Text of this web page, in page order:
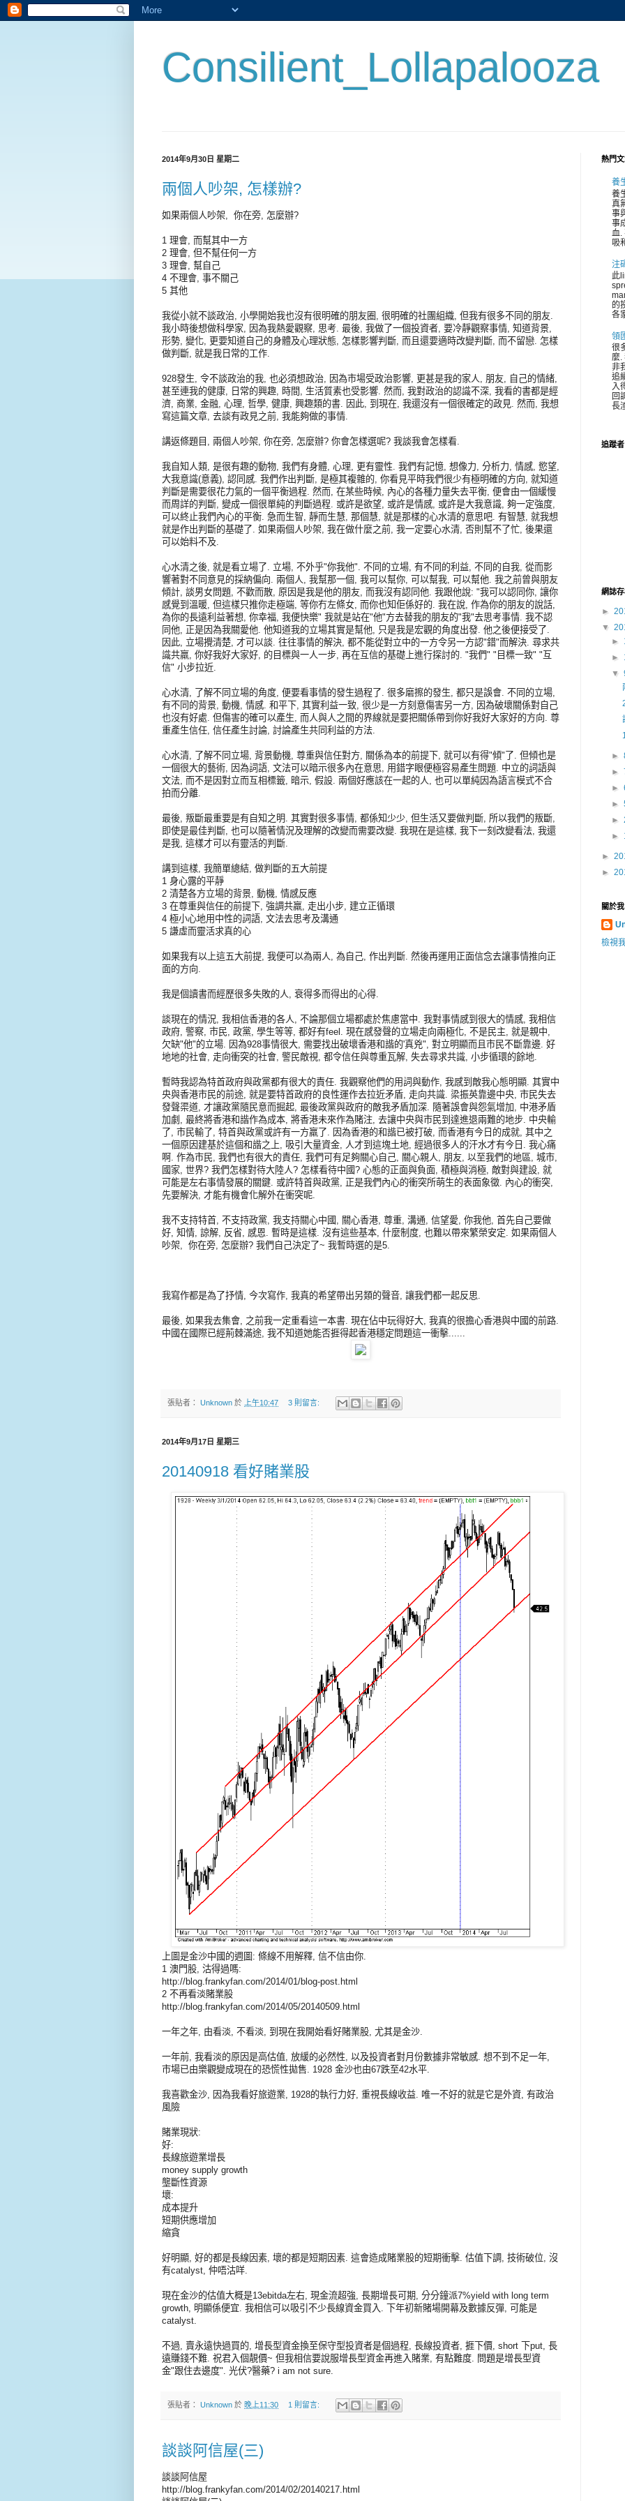
Consilient_Lollapalooza
2014年9月30日 星期二
兩個人吵架, 怎樣辦?
如果兩個人吵架, 你在旁, 怎麼辦?
1 理會, 而幫其中一方
2 理會, 但不幫任何一方
3 理會, 幫自己
4 不理會, 事不關己
5 其他
我從小就不談政治, 小學開始我也沒有很明確的朋友圈, 很明確的社團組織, 但我有很多不同的朋友.
我小時後想做科學家, 因為我熱愛觀察, 思考. 最後, 我做了一個投資者, 要冷靜觀察事情, 知道背景,
形勢, 變化, 更要知道自己的身體及心理狀態, 怎樣影響判斷, 而且還要適時改變判斷, 而不留戀. 怎樣
做判斷, 就是我日常的工作.
928發生, 令不談政治的我, 也必須想政治, 因為市場受政治影響, 更甚是我的家人, 朋友, 自己的情緒,
甚至連我的健康, 日常的興趣, 時間, 生活質素也受影響. 然而, 我對政治的認識不深, 我看的書都是經
濟, 商業, 金融, 心理, 哲學, 健康, 興趣類的書. 因此, 到現在, 我還沒有一個很確定的政見. 然而, 我想
寫這篇文章, 去談有政見之前, 我能夠做的事情.
講返條題目, 兩個人吵架, 你在旁, 怎麼辦? 你會怎樣選呢? 我談我會怎樣看.
我自知人類, 是很有趣的動物, 我們有身體, 心理, 更有靈性. 我們有記憶, 想像力, 分析力, 情感, 慾望,
大我意識(意義), 認同感. 我們作出判斷, 是極其複雜的, 你看見平時我們很少有極明確的方向, 就知道
判斷是需要很花力氣的一個平衡過程. 然而, 在某些時候, 內心的各種力量失去平衡, 便會由一個緩慢
而周詳的判斷, 變成一個很單純的判斷過程. 或許是欲望, 或許是情感, 或許是大我意識, 夠一定強度,
可以終止我們內心的平衡. 急而生智, 靜而生慧, 那個慧, 就是那樣的心水清的意思吧. 有智慧, 就我想
就是作出判斷的基礎了. 如果兩個人吵架, 我在做什麼之前, 我一定要心水清, 否則幫不了忙, 後果還
可以始料不及.
心水清之後, 就是看立場了. 立場, 不外乎"你我他". 不同的立場, 有不同的利益, 不同的自我, 從而影
響著對不同意見的採納偏向. 兩個人, 我幫那一個, 我可以幫你, 可以幫我, 可以幫他. 我之前曾與朋友
傾計, 談男女問題, 不歡而散, 原因是我是他的朋友, 而我沒有認同他. 我跟他說: "我可以認同你, 讓你
感覺到溫暖, 但這樣只推你走極端, 等你冇左條女, 而你也知佢係好的. 我在說, 作為你的朋友的說話,
為你的長遠利益著想, 你幸福, 我便快樂" 我就是站在"他"方去替我的朋友的"我"去思考事情. 我不認
同他, 正是因為我關愛他. 他知道我的立場其實是幫他, 只是我是宏觀的角度出發. 他之後便接受了.
因此, 立場攪清楚, 才可以談. 往往事情的解決, 都不能從對立中的一方令另一方認"錯"而解決. 尋求共
識共羸, 你好我好大家好, 的目標與一人一步, 再在互信的基礎上進行探討的. "我們" "目標一致" "互
信" 小步拉近.
心水清, 了解不同立場的角度, 便要看事情的發生過程了. 很多磨擦的發生, 都只是誤會. 不同的立場,
有不同的背景, 動機, 情感. 和平下, 其實利益一致, 很少是一方刻意傷害另一方, 因為破壞關係對自己
也沒有好處. 但傷害的確可以產生, 而人與人之間的界線就是要把關係帶到你好我好大家好的方向. 尊
重產生信任, 信任產生討論, 討論產生共同利益的方法.
心水清, 了解不同立場, 背景動機, 尊重與信任對方, 關係為本的前提下, 就可以有得"傾"了. 但傾也是
一個很大的藝術, 因為詞語, 文法可以暗示很多內在意思, 用錯字眼便極容易產生問題. 中立的詞語與
文法, 而不是因對立而互相標籤, 暗示, 假設. 兩個好應該在一起的人, 也可以單純因為語言模式不合
拍而分離.
最後, 叛斷最重要是有自知之明. 其實對很多事情, 都係知少少, 但生活又要做判斷, 所以我們的叛斷,
即使是最佳判斷, 也可以隨著情況及理解的改變而需要改變. 我現在是這樣, 我下一刻改變看法, 我還
是我, 這樣才可以有靈活的判斷.
講到這樣, 我簡單總結, 做判斷的五大前提
1 身心露的平靜
2 清楚各方立場的背景, 動機, 情感反應
3 在尊重與信任的前提下, 強調共羸, 走出小步, 建立正循環
4 極小心地用中性的詞語, 文法去思考及溝通
5 謙虛而靈活求真的心
如果我有以上這五大前提, 我便可以為兩人, 為自己, 作出判斷. 然後再運用正面信念去讓事情推向正
面的方向.
我是個讀書而經歷很多失敗的人, 衰得多而得出的心得.
談現在的情況, 我相信香港的各人, 不論那個立場都處於焦慮當中. 我對事情感到很大的情感, 我相信
政府, 警察, 市民, 政黨, 學生等等, 都好有feel. 現在感發聲的立場走向兩極化, 不是民主, 就是親中,
欠缺"他"的立場. 因為928事情很大, 需要找出破壞香港和諧的'真兇", 對立明顯而且市民不斷靠邊. 好
地地的社會, 走向衝突的社會, 警民敵視, 都令信任與尊重瓦解, 失去尋求共識, 小步循環的餘地.
暫時我認為特首政府與政黨都有很大的責任. 我觀察他們的用詞與動作, 我感到敵我心態明顯. 其實中
央與香港市民的前途, 就是要特首政府的良性運作去拉近矛盾, 走向共識. 梁振英靠邊中央, 市民失去
發聲渠道, 才讓政黨隨民意而掘起, 最後政黨與政府的敵我矛盾加深. 隨著誤會與怨氣增加, 中港矛盾
加劇, 最終將香港和諧作為成本, 將香港未來作為賭注, 去讓中央與市民到達進退兩難的地步. 中央輸
了, 市民輸了, 特首與政黨或許有一方羸了. 因為香港的和諧已被打破, 而香港有今日的成就, 其中之
一個原因建基於這個和諧之上, 吸引大量資金, 人才到這塊土地, 經過很多人的汗水才有今日. 我心痛
啊. 作為市民, 我們也有很大的責任, 我們可有足夠關心自己, 關心親人, 朋友, 以至我們的地區, 城市,
國家, 世界? 我們怎樣對待大陸人? 怎樣看待中國? 心態的正面與負面, 積極與消極, 敵對與建設, 就
可能是左右事情發展的關鍵. 或許特首與政黨, 正是我們內心的衝突所萌生的表面象徵. 內心的衝突,
先要解決, 才能有機會化解外在衝突呢.
我不支持特首, 不支持政黨, 我支持關心中國, 關心香港, 尊重, 溝通, 信望愛, 你我他, 首先自己要做
好, 知情, 諒解, 反省, 感恩. 暫時是這樣. 沒有這些基本, 什麼制度, 也難以帶來繁榮安定. 如果兩個人
吵架, 你在旁, 怎麼辦? 我們自己決定了~ 我暫時選的是5.
我寫作都是為了抒情, 今次寫作, 我真的希望帶出另類的聲音, 讓我們都一起反思.
最後, 如果我去集會, 之前我一定重看這一本書. 現在佔中玩得好大, 我真的很擔心香港與中國的前路.
中國在國際已經荊棘滿途, 我不知道她能否捱得起香港穩定問題這一衝擊......
張貼者： Unknown 於 上午10:47 3 則留言:
2014年9月17日 星期三
20140918 看好賭業股
上圖是金沙中國的週圖: 條線不用解釋, 信不信由你.
1 澳門股, 沽得過嗎:
http://blog.frankyfan.com/2014/01/blog-post.html
2 不再看淡賭業股
http://blog.frankyfan.com/2014/05/20140509.html
一年之年, 由看淡, 不看淡, 到現在我開始看好賭業股, 尤其是金沙.
一年前, 我看淡的原因是高估值, 放緩的必然性, 以及投資者對月份數據非常敏感. 想不到不足一年,
市場已由樂觀變成現在的恐慌性拋售. 1928 金沙也由67跌至42水平.
我喜歡金沙, 因為我看好旅遊業, 1928的執行力好, 重視長線收益. 唯一不好的就是它是外資, 有政治
風險
賭業現狀:
好:
長線旅遊業增長
money supply growth
壟斷性資源
壞:
成本提升
短期供應增加
縮貪
好明顯, 好的都是長線因素, 壞的都是短期因素. 這會造成賭業股的短期衝擊. 估值下調, 技術破位, 沒
有catalyst, 仲唔沽咩.
現在金沙的估值大概是13ebitda左右, 現金流超強, 長期增長可期, 分分鐘派7%yield with long term
growth, 明顯係便宜. 我相信可以吸引不少長線資金買入. 下年初新賭場開幕及數據反彈, 可能是
catalyst.
不過, 賣永遠快過買的, 增長型資金換至保守型投資者是個過程, 長線投資者, 捱下價, short 下put, 長
遠賺錢不難. 祝君入個靚價~ 但我相信要說服增長型資金再進入賭業, 有點難度. 問題是增長型資
金"跟住去邊度". 光伏?醫藥? i am not sure.
張貼者： Unknown 於 晚上11:30 1 則留言:
談談阿信屋(三)
談談阿信屋
http://blog.frankyfan.com/2014/02/20140217.html
熱門
養
養
真
事
事
血.
吸
注
此
的
各
領
很
麼.
非
追
入
回
長
追蹤者
網誌
►
▼
►
►
▼
►
►
►
►
►
►
►
►
關於
檢視